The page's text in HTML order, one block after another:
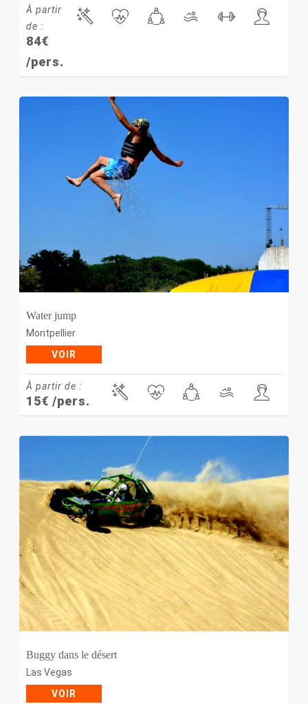
À partir
de :
84€
/pers.
Water jump
Montpellier
VOIR
À partir de :
15€ /pers.
Buggy dans le désert
Las Vegas
VOIR